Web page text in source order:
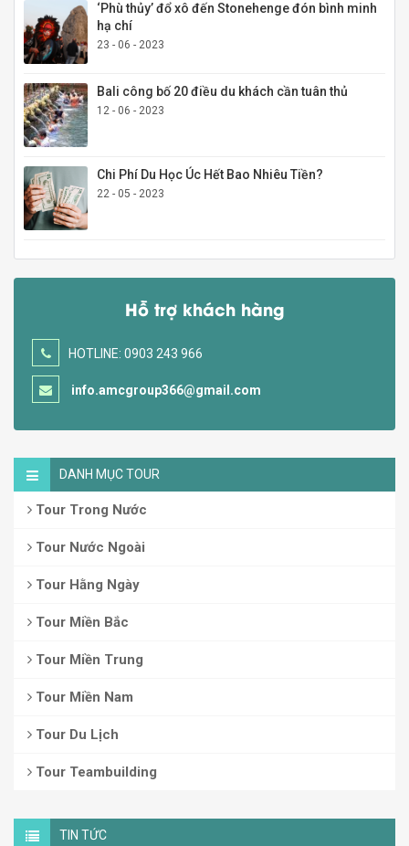
‘Phù thủy’ đổ xô đến Stonehenge đón bình minh
hạ chí
23 - 06 - 2023
Bali công bố 20 điều du khách cần tuân thủ
12 - 06 - 2023
Chi Phí Du Học Úc Hết Bao Nhiêu Tiền?
22 - 05 - 2023
Hỗ trợ khách hàng
HOTLINE: 0903 243 966
info.amcgroup366@gmail.com
DANH MỤC TOUR
Tour Trong Nước
Tour Nước Ngoài
Tour Hằng Ngày
Tour Miền Bắc
Tour Miền Trung
Tour Miền Nam
Tour Du Lịch
Tour Teambuilding
TIN TỨC